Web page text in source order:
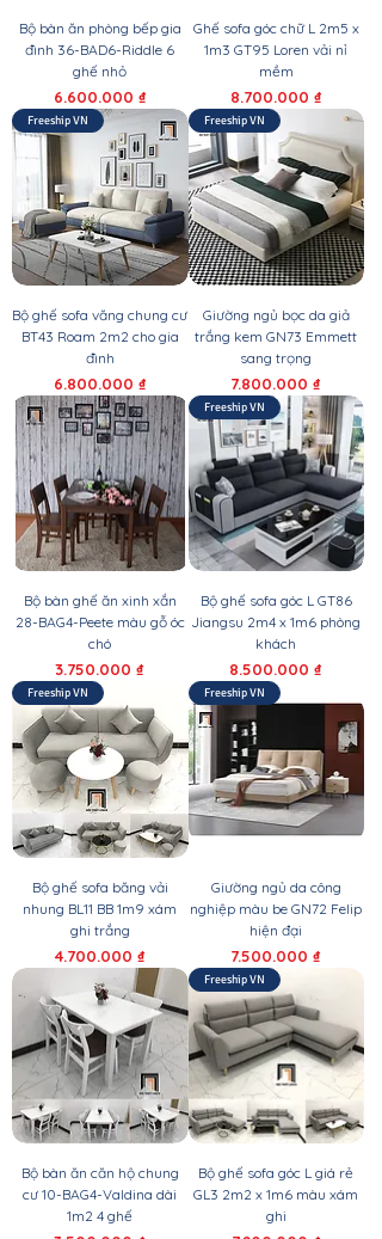
Bộ bàn ăn phòng bếp gia
đình 36-BAD6-Riddle 6
ghế nhỏ
Giá
6.600.000 ₫
Ghế sofa góc chữ L 2m5 x
1m3 GT95 Loren vải nỉ
mềm
Giá
8.700.000 ₫
Freeship VN
Bộ ghế sofa văng chung cư
BT43 Roam 2m2 cho gia
đình
Giá
6.800.000 ₫
Freeship VN
Giường ngủ bọc da giả
trắng kem GN73 Emmett
sang trọng
Giá
7.800.000 ₫
Bộ bàn ghế ăn xinh xắn
28-BAG4-Peete màu gỗ óc
chó
Giá
3.750.000 ₫
Freeship VN
Bộ ghế sofa góc L GT86
Jiangsu 2m4 x 1m6 phòng
khách
Giá
8.500.000 ₫
Freeship VN
Bộ ghế sofa băng vải
nhung BL11 BB 1m9 xám
ghi trắng
Giá
4.700.000 ₫
Freeship VN
Giường ngủ da công
nghiệp màu be GN72 Felip
hiện đại
Giá
7.500.000 ₫
Bộ bàn ăn căn hộ chung
cư 10-BAG4-Valdina dài
1m2 4 ghế
Freeship VN
Bộ ghế sofa góc L giá rẻ
GL3 2m2 x 1m6 màu xám
ghi